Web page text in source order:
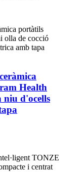
Health
niu d'ocells
TONZE
i centrat